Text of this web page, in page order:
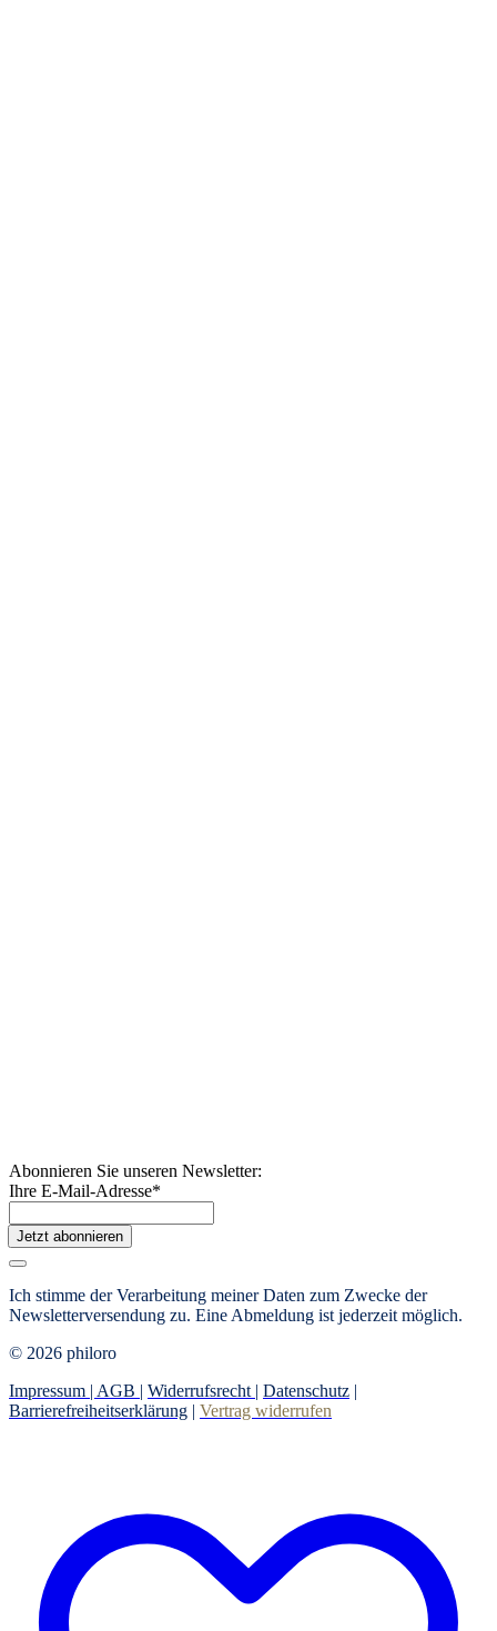
Abonnieren Sie unseren Newsletter:
Ihre E-Mail-Adresse*
Jetzt abonnieren
Ich stimme der Verarbeitung meiner Daten zum Zwecke der
Newsletterversendung zu. Eine Abmeldung ist jederzeit möglich.
© 2026 philoro
Impressum | AGB | Widerrufsrecht | Datenschutz |
Barrierefreiheitserklärung | Vertrag widerrufen